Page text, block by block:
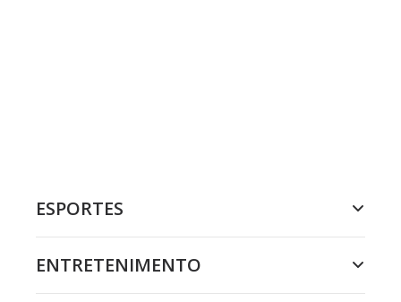
ESPORTES
ENTRETENIMENTO